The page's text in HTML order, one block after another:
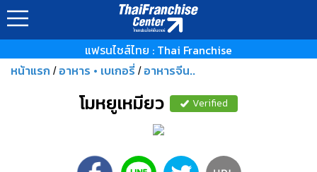
แฟรนไชส์ไทย : Thai Franchise
หน้าแรก / อาหาร • เบเกอรี่ / อาหารจีน..
โมหยูเหมียว Verified